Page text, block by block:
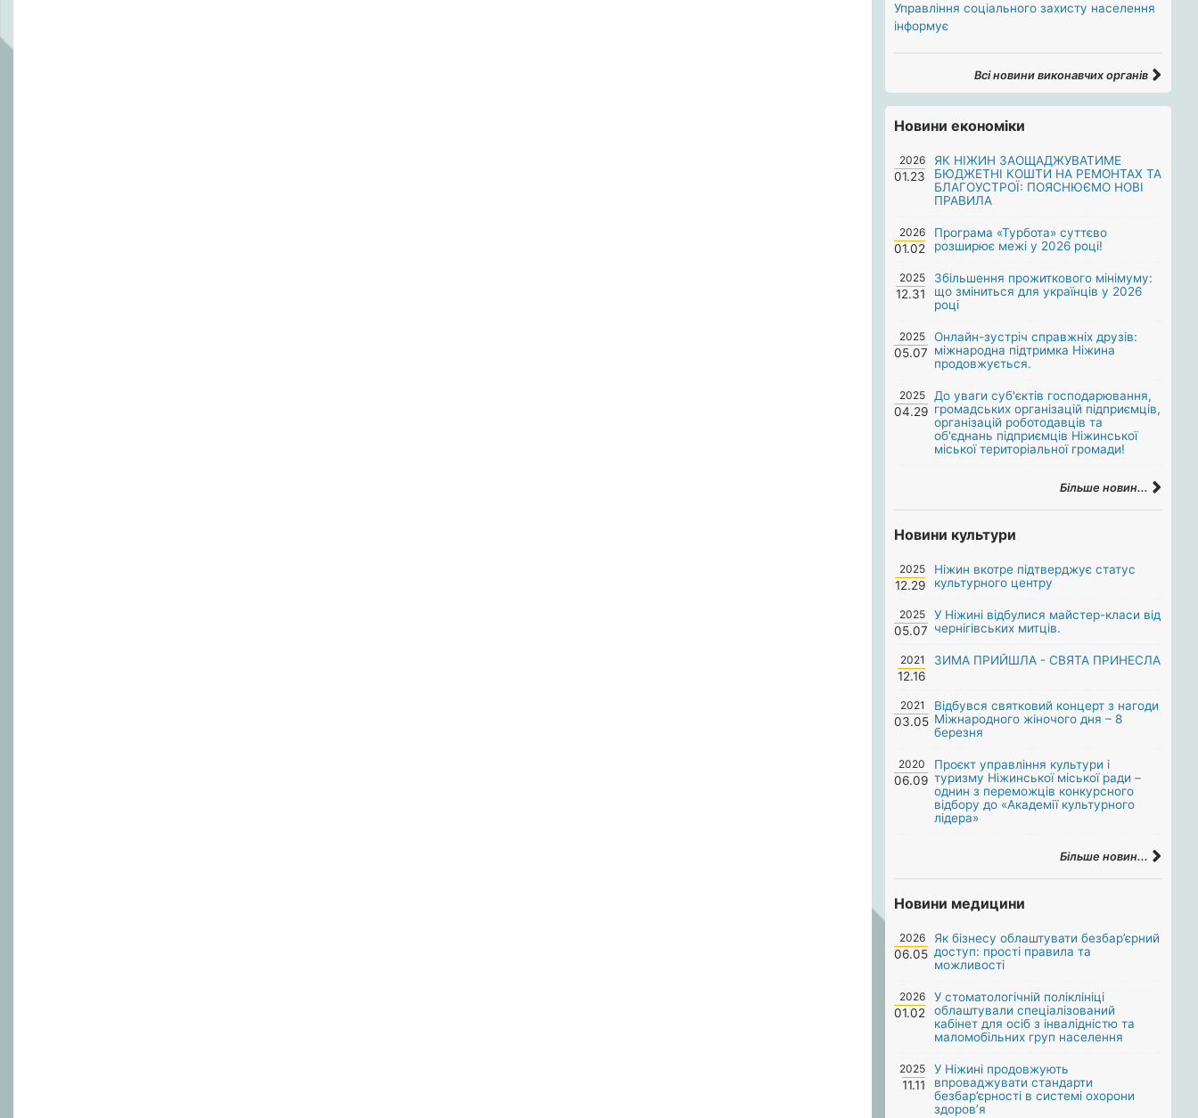
Управління соціального захисту населення
інформує
Всі новини виконавчих органів
Новини економіки
2026
01.23
ЯК НІЖИН ЗАОЩАДЖУВАТИМЕ
БЮДЖЕТНІ КОШТИ НА РЕМОНТАХ ТА
БЛАГОУСТРОЇ: ПОЯСНЮЄМО НОВІ
ПРАВИЛА
2026
01.02
Програма «Турбота» суттєво
розширює межі у 2026 році!
2025
12.31
Збільшення прожиткового мінімуму:
що зміниться для українців у 2026
році
2025
05.07
Онлайн-зустріч справжніх друзів:
міжнародна підтримка Ніжина
продовжується.
2025
04.29
До уваги суб'єктів господарювання,
громадських організацій підприємців,
організацій роботодавців та
об'єднань підприємців Ніжинської
міської територіальної громади!
Більше новин...
Новини культури
2025
12.29
Ніжин вкотре підтверджує статус
культурного центру
2025
05.07
У Ніжині відбулися майстер-класи від
чернігівських митців.
2021
12.16
ЗИМА ПРИЙШЛА - СВЯТА ПРИНЕСЛА
2021
03.05
Відбувся святковий концерт з нагоди
Міжнародного жіночого дня – 8
березня
2020
06.09
Проєкт управління культури і
туризму Ніжинської міської ради –
однин з переможців конкурсного
відбору до «Академії культурного
лідера»
Більше новин...
Новини медицини
2026
06.05
Як бізнесу облаштувати безбар’єрний
доступ: прості правила та
можливості
2026
01.02
У стоматологічній поліклініці
облаштували спеціалізований
кабінет для осіб з інвалідністю та
маломобільних груп населення
2025
11.11
У Ніжині продовжують
впроваджувати стандарти
безбар’єрності в системі охорони
здоров’я